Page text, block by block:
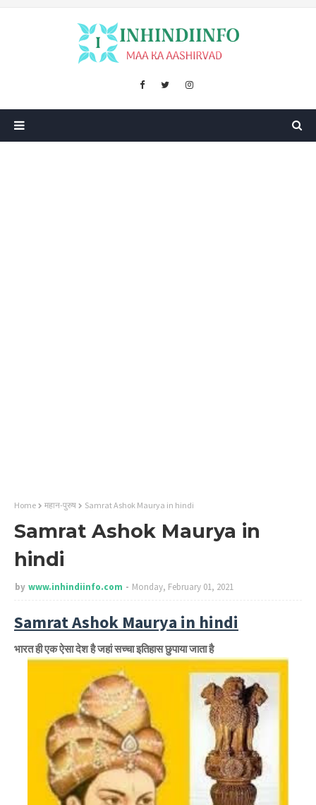
Home महान-पुरुष Samrat Ashok Maurya in hindi
Samrat Ashok Maurya in
hindi
by www.inhindiinfo.com Monday, February 01, 2021
Samrat Ashok Maurya in hindi
भारतहीएकऐसादेशहैजहांसच्चाइतिहासछुपायाजाताहै